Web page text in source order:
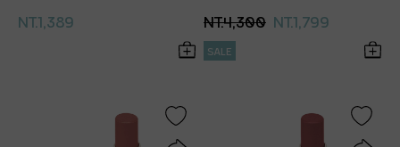
NT.1,389 NT.4,300 NT.1,799
SALE